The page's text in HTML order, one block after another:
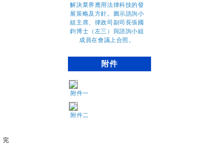
附件
附件一
附件二
完